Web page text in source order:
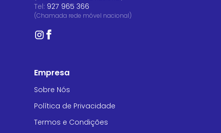
Tel: 927 965 366
(Chamada rede móvel nacional)
Empresa
Sobre Nós
Política de Privacidade
Termos e Condições